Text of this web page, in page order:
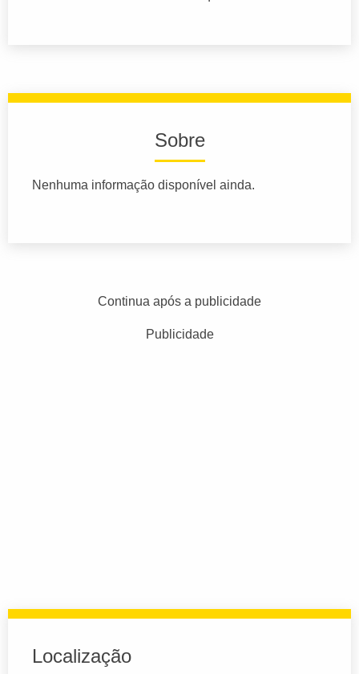
Sobre
Nenhuma informação disponível ainda.
Continua após a publicidade
Publicidade
Localização